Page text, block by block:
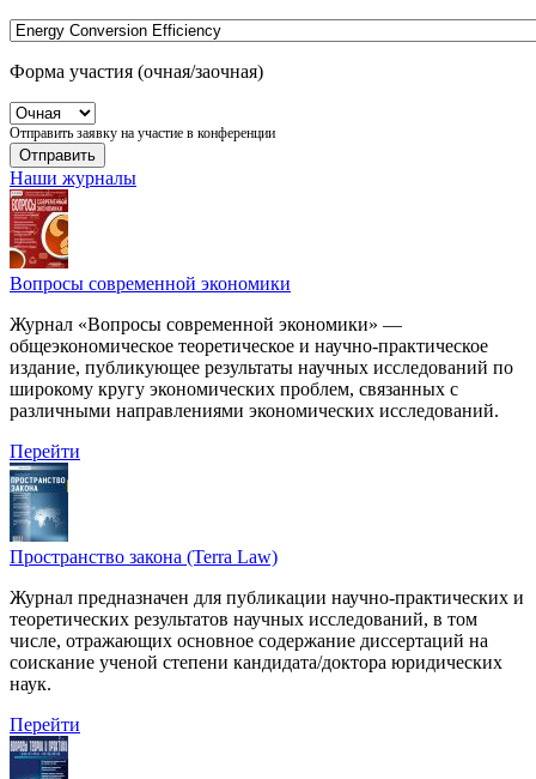
Форма участия (очная/заочная)
Отправить заявку на участие в конференции
Наши журналы
Вопросы современной экономики
Журнал «Вопросы современной экономики» —
общеэкономическое теоретическое и научно-практическое
издание, публикующее результаты научных исследований по
широкому кругу экономических проблем, связанных с
различными направлениями экономических исследований.
Перейти
Пространство закона (Terra Law)
Журнал предназначен для публикации научно-практических и
теоретических результатов научных исследований, в том
числе, отражающих основное содержание диссертаций на
соискание ученой степени кандидата/доктора юридических
наук.
Перейти